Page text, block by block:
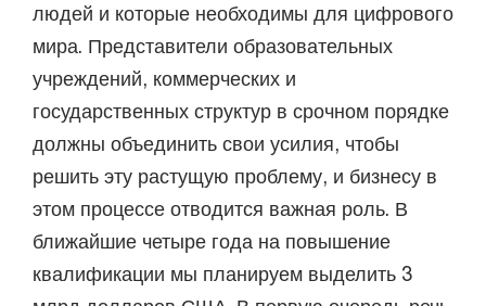
людей и которые необходимы для цифрового
мира. Представители образовательных
учреждений, коммерческих и
государственных структур в срочном порядке
должны объединить свои усилия, чтобы
решить эту растущую проблему, и бизнесу в
этом процессе отводится важная роль. В
ближайшие четыре года на повышение
квалификации мы планируем выделить 3